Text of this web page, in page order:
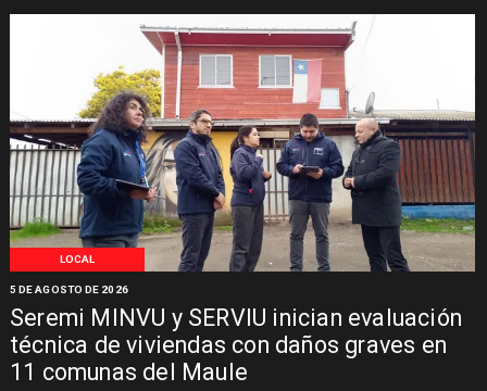
LOCAL
Seremi MINVU y SERVIU inician evaluación
técnica de viviendas con daños graves en
11 comunas del Maule
5 DE AGOSTO DE 2026